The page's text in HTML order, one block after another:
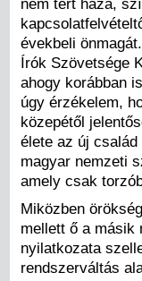
évekbeli
Írók Szövetsége
ahogy korábban
úgy érzékelem,
közepétől
élete az új
magyar nemzeti
amely csak
Miközben
mellett ő a másik
nyilatkozata
rendszerváltás